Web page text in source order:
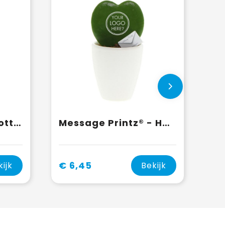
Airplant - Glass bottle large Message Printz® - Hartjesplant
€ 6,45 Bekijk